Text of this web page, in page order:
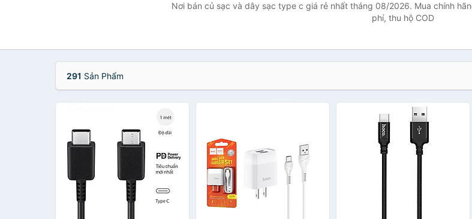
Nơi bán củ sạc và dây sạc type c giá rẻ nhất tháng 08/2026. Mua chính
phí, thu hộ COD
291 Sản Phẩm